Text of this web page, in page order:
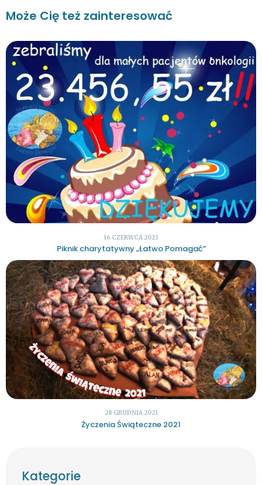
Może Cię też zainteresować
16 CZERWCA 2023
Piknik charytatywny „Łatwo Pomagać”
28 GRUDNIA 2021
Życzenia Świąteczne 2021
Kategorie